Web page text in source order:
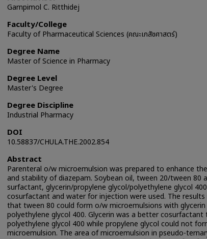
Garnpimol C. Ritthidej
Faculty/College
Faculty of Pharmaceutical Sciences (คณะเภสัชศาสตร์)
Degree Name
Master of Science in Pharmacy
Degree Level
Master's Degree
Degree Discipline
Industrial Pharmacy
DOI
10.58837/CHULA.THE.2002.854
Abstract
Parenteral o/w microemulsion was prepared to enhance
and stability of diazepam. Soybean oil, tween 20/tween 80
surfactant, glycerin/propylene glycol/polyethylene glycol
cosurfactant and water for injection were used. The results
that tween 80 could form o/w microemulsions with glycerin
polyethylene glycol 400. Glycerin was a better cosurfactant
polyethylene glycol 400 while propylene glycol could not
microemulsion. The area of microemulsion in pseudo-